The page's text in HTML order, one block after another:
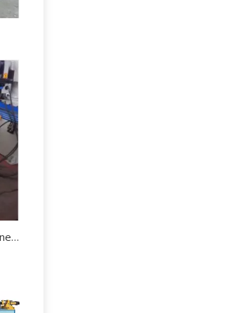
Die Begründungen für die Verwendung einer Rohrbiegemaschine.